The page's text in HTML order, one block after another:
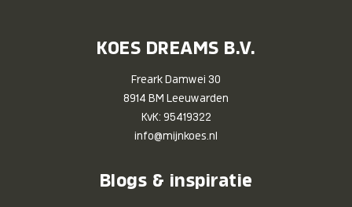
KOES DREAMS B.V.
Freark Damwei 30
8914 BM Leeuwarden
KvK: 95419322
info@mijnkoes.nl
Blogs & inspiratie